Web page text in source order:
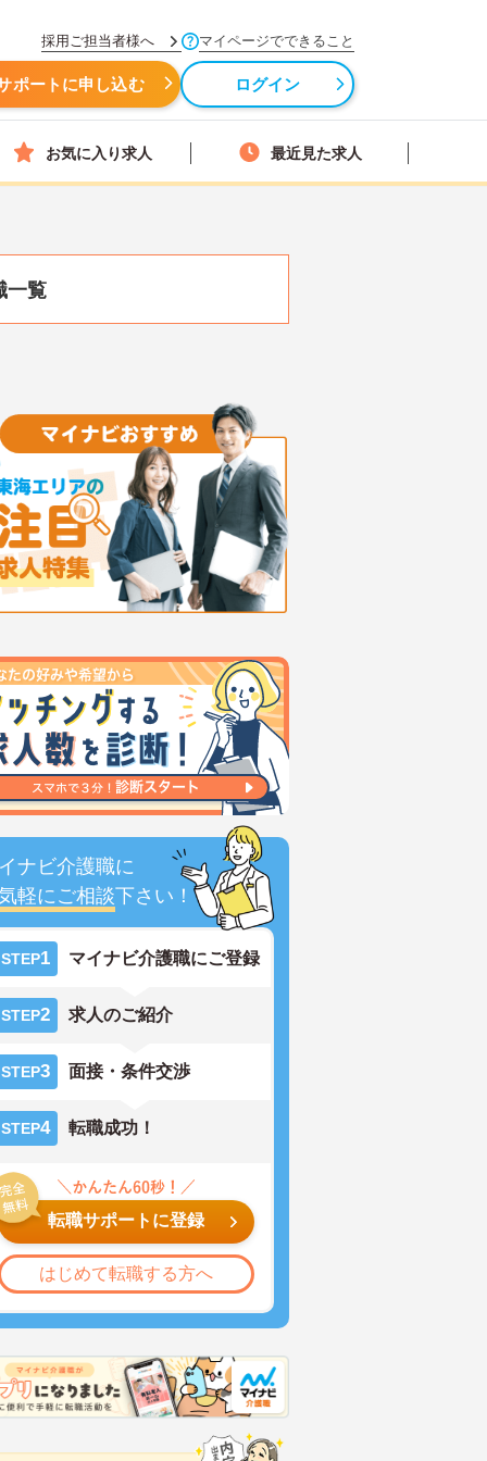
採用ご担当者様へ マイページでできること
ポートに申し込む ログイン
お気に入り求人 最近見た求人
一覧
ナビ介護職に
軽にご相談下さい！
STEP1 マイナビ介護職にご登録
STEP2 求人のご紹介
STEP3 面接・条件交渉
STEP4 転職成功！
転職サポートに登録
はじめて転職する方へ